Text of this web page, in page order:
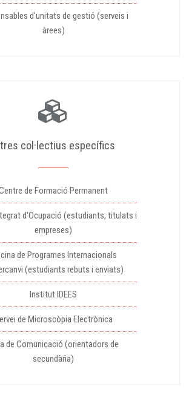
d'unitats de gestió (serveis i
àrees)
col·lectius específics
de Formació Permanent
d'Ocupació (estudiants, titulats i
empreses)
de Programes Internacionals
(estudiants rebuts i enviats)
Institut IDEES
de Microscòpia Electrònica
de Comunicació (orientadors de
secundària)